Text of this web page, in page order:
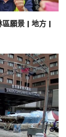
區願景 | 地方 |